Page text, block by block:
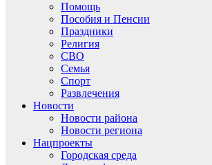
Помощь
Пособия и Пенсии
Праздники
Религия
СВО
Семья
Спорт
Развлечения
Новости
Новости района
Новости региона
Нацпроекты
Городская среда